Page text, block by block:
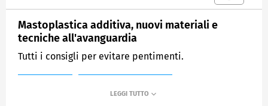
Mastoplastica additiva, nuovi materiali e
tecniche all'avanguardia
Tutti i consigli per evitare pentimenti.